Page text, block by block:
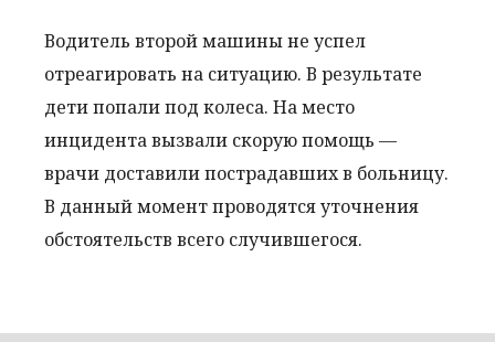
Водитель второй машины не успел
отреагировать на ситуацию. В результате
дети попали под колеса. На место
инцидента вызвали скорую помощь —
врачи доставили пострадавших в больницу.
В данный момент проводятся уточнения
обстоятельств всего случившегося.